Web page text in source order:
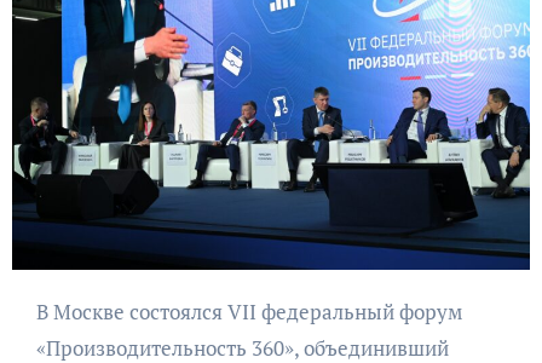
В Москве состоялся VII федеральный форум
«Производительность 360», объединивший